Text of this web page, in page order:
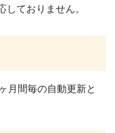
ておりません。
月間毎の自動更新と